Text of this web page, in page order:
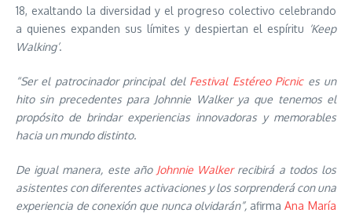
18, exaltando la diversidad y el progreso colectivo celebrando
a quienes expanden sus límites y despiertan el espíritu ‘Keep
Walking’.
“Ser el patrocinador principal del Festival Estéreo Picnices un
hito sin precedentes para Johnnie Walker ya que tenemos el
propósito de brindar experiencias innovadoras y memorables
hacia un mundo distinto.
De igual manera, este año Johnnie Walkerrecibirá a todos los
asistentes con diferentes activaciones y los sorprenderá con una
experiencia de conexión que nunca olvidarán”, afirmaAna María